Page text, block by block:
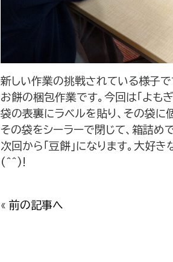
新しい作業の挑戦されている様子で
お餅の梱包作業です。今回は「よもぎ
袋の表裏にラベルを貼り、その袋に
その袋をシーラーで閉じて、箱詰め
次回から「豆餅」になります。大好
(^^)!
« 前の記事へ